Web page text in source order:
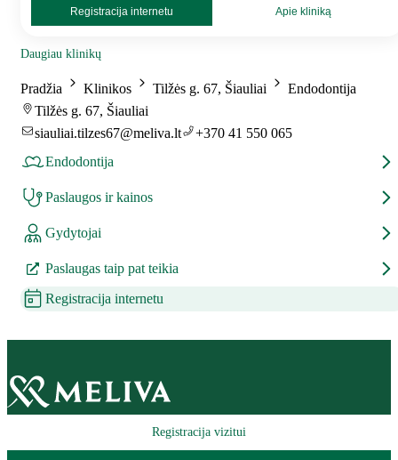
Registracija internetu Apie kliniką
Daugiau klinikų
Pradžia Klinikos Tilžės g. 67, Šiauliai
Endodontija
Tilžės g. 67, Šiauliai
siauliai.tilzes67@meliva.lt
+370 41 550 065
Endodontija
Paslaugos ir kainos
Gydytojai
Paslaugas taip pat teikia
Registracija internetu
Registracija vizitui